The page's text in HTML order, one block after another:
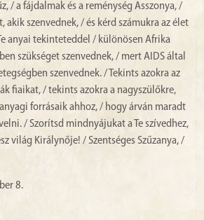
/ a fájdalmak és a reménység Asszonya, /
akik szenvednek, / és kérd számukra az élet
anyai tekinteteddel / különösen Afrika
szükséget szenvednek, / mert AIDS által
szenvednek. / Tekints azokra az
fiaikat, / tekints azokra a nagyszülőkre,
forrásaik ahhoz, / hogy árván maradt
/ Szorítsd mindnyájukat a Te szívedhez,
világ Királynője! / Szentséges Szűzanya, /
8.